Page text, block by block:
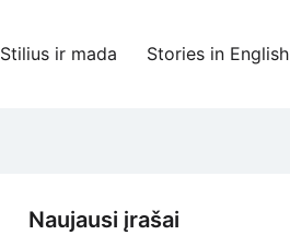
Stilius ir mada Stories in English
Naujausi įrašai